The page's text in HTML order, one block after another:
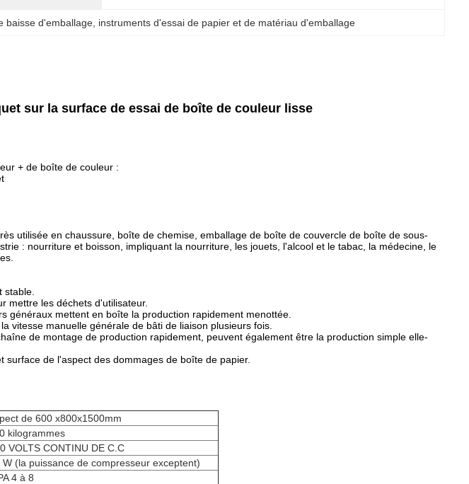
baisse d'emballage, instruments d'essai de papier et de matériau d'emballage
sur la surface de essai de boîte de couleur lisse
+ de boîte de couleur :
utilisée en chaussure, boîte de chemise, emballage de boîte de couvercle de boîte de sous-
: nourriture et boisson, impliquant la nourriture, les jouets, l'alcool et le tabac, la médecine, le
stable.
mettre les déchets d'utilisateur.
généraux mettent en boîte la production rapidement menottée.
vitesse manuelle générale de bâti de liaison plusieurs fois.
de montage de production rapidement, peuvent également être la production simple elle-
de l'aspect des dommages de boîte de papier.
de 600 x800x1500mm
kilogrammes
VOLTS CONTINU DE C.C
W (la puissance de compresseur exceptent)
4 à 8